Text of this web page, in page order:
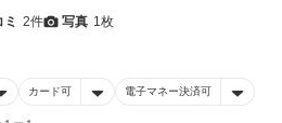
ミ 2件 写真 1枚
カード可 電子マネー決済可